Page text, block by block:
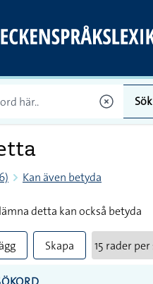
Sök
Kan även betyda
detta kan också betyda
Skapa